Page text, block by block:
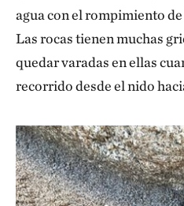
agua con el rompimiento
Las rocas tienen muchas
quedar varadas en ellas
recorrido desde el nido